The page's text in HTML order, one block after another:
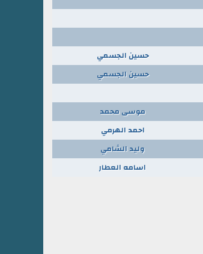
حسين الجسمي
حسين الجسمي
موسى محمد
احمد الهرمي
وليد الشامي
اسامه العطار